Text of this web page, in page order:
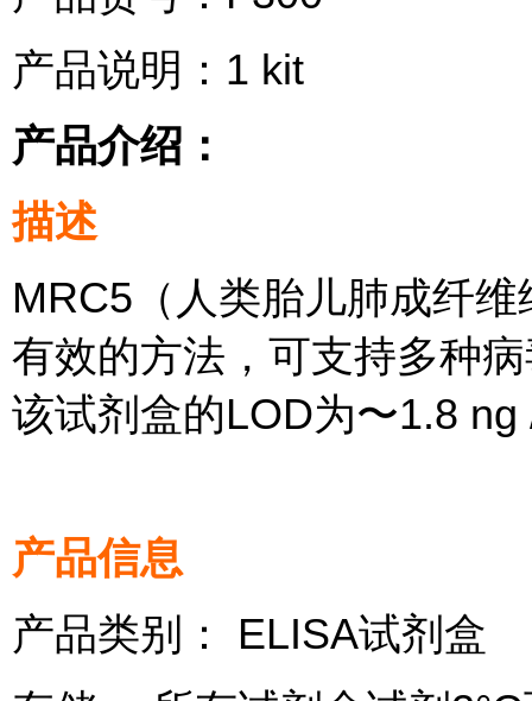
产品说明：1 kit
产品介绍：
描述
MRC5（人类胎儿肺成纤
有效的方法，可支持多种
该试剂盒的LOD为〜1.8 ng
产品信息
产品类别： ELISA试剂盒